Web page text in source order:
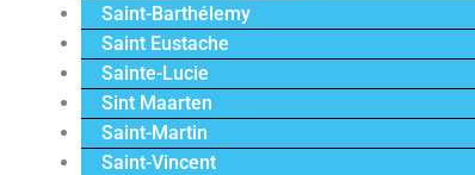
Saint-Barthélemy
Saint Eustache
Sainte-Lucie
Sint Maarten
Saint-Martin
Saint-Vincent